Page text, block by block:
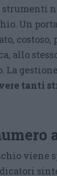
strumenti
Un
costoso,
allo
La
tanti
viene